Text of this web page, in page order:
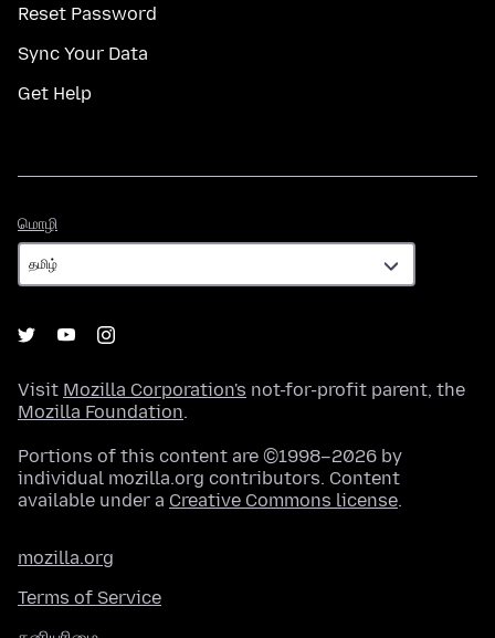
Reset Password
Sync Your Data
Get Help
மொழி
Visit Mozilla Corporation's not-for-profit parent, the
Mozilla Foundation.
Portions of this content are ©1998–2026 by
individual mozilla.org contributors. Content
available under a Creative Commons license.
mozilla.org
Terms of Service